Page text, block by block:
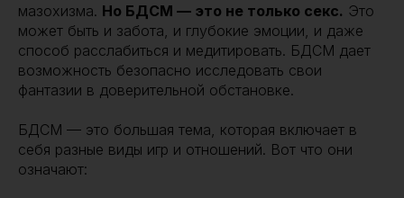
мазохизма. Но БДСМ — это не только секс. Это
может быть и забота, и глубокие эмоции, и даже
способ расслабиться и медитировать. БДСМ дает
возможность безопасно исследовать свои
фантазии в доверительной обстановке.
БДСМ — это большая тема, которая включает в
себя разные виды игр и отношений. Вот что они
означают: